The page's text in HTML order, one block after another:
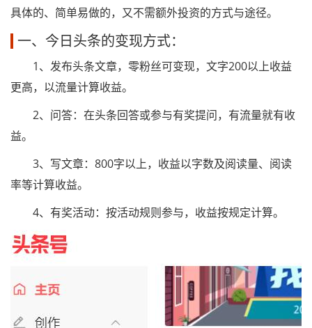
具体的、简单易做的，又不需额外投资的方式与途径。
一、今日头条的变现方式：
1、发布头条文章，零粉丝可变现，文字200以上收益
更高，以流量计算收益。
2、问答：在头条回答或参与有奖提问，有流量就有收
益。
3、写文章：800字以上，收益以字数及阅读量、阅读
率等计算收益。
4、有奖活动：按活动规则参与，收益按规定计算。